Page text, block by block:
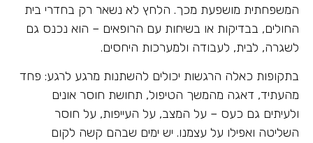
המשפחתית מושפעת מכך. הלחץ לא נשאר רק בחדרי בית
החולים, בבדיקות או בשיחות עם הרופאים – הוא נכנס גם
לשגרה, לבית, לעבודה ולמערכות היחסים.
בתקופות כאלה הרגשות יכולים להשתנות מרגע לרגע: פחד
מהעתיד, דאגה מהמשך הטיפול, תחושת חוסר אונים
ולעיתים גם כעס – על המצב, על העייפות, על חוסר
השליטה ואפילו על עצמנו. יש ימים שבהם קשה לקום